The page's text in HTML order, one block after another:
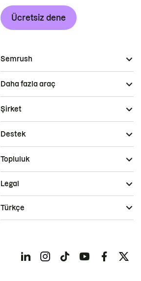
Ücretsiz dene
Semrush
Daha fazla araç
Şirket
Destek
Topluluk
Legal
Türkçe